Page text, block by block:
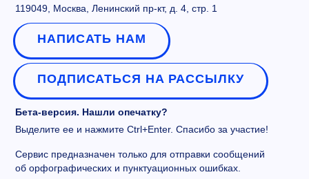
119049, Москва, Ленинский пр-кт, д. 4, стр. 1
НАПИСАТЬ НАМ
ПОДПИСАТЬСЯ НА РАССЫЛКУ
Бета-версия. Нашли опечатку?
Выделите ее и нажмите Ctrl+Enter. Спасибо за участие!
Сервис предназначен только для отправки сообщений
об орфографических и пунктуационных ошибках.